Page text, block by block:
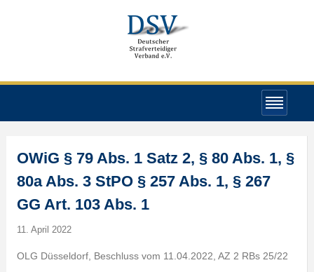
OWiG § 79 Abs. 1 Satz 2, § 80 Abs. 1, §
80a Abs. 3 StPO § 257 Abs. 1, § 267
GG Art. 103 Abs. 1
11. April 2022
OLG Düsseldorf, Beschluss vom 11.04.2022, AZ 2 RBs 25/22